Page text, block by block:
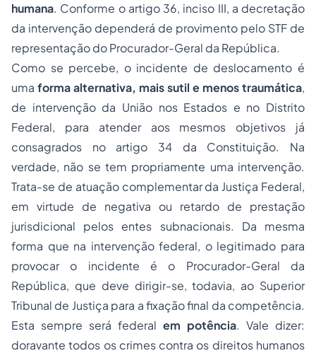
humana. Conforme o artigo 36, inciso III, a decretação
da intervenção dependerá de provimento pelo STF de
representação do Procurador-Geral da República.
Como se percebe, o incidente de deslocamento é
uma forma alternativa, mais sutil e menos traumática,
de intervenção da União nos Estados e no Distrito
Federal, para atender aos mesmos objetivos já
consagrados no artigo 34 da Constituição. Na
verdade, não se tem propriamente uma intervenção.
Trata-se de atuação complementar da Justiça Federal,
em virtude de negativa ou retardo de prestação
jurisdicional pelos entes subnacionais. Da mesma
forma que na intervenção federal, o legitimado para
provocar o incidente é o Procurador-Geral da
República, que deve dirigir-se, todavia, ao Superior
Tribunal de Justiça para a fixação final da competência.
Esta sempre será federal em potência. Vale dizer:
doravante todos os crimes contra os direitos humanos